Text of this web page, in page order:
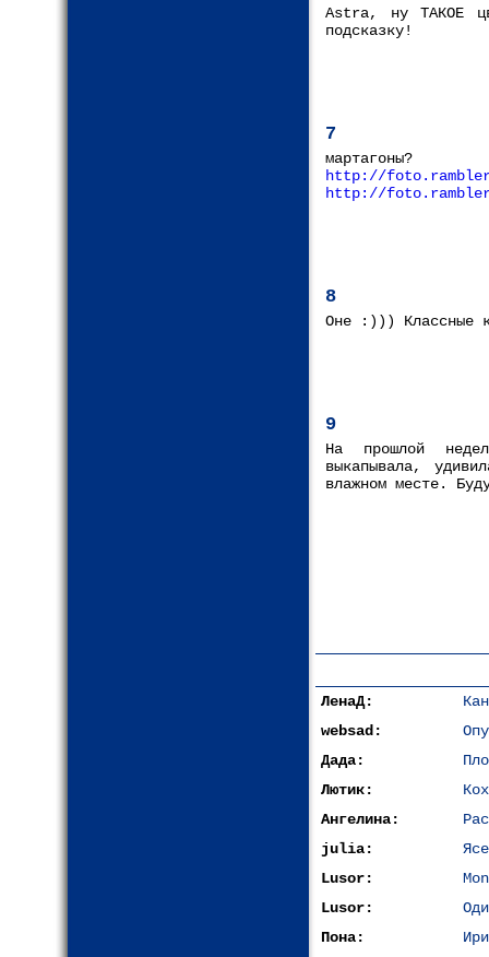
Astra, ну ТАКОЕ
подсказку!
7
мартагоны?
http://
http://
8
Оне :))) Классные
9
На прошлой
выкапывала,
влажном месте.
ЛенаД:
websad:
Дада:
Лютик:
Ангелина:
julia:
Lusor:
Lusor:
Пона: